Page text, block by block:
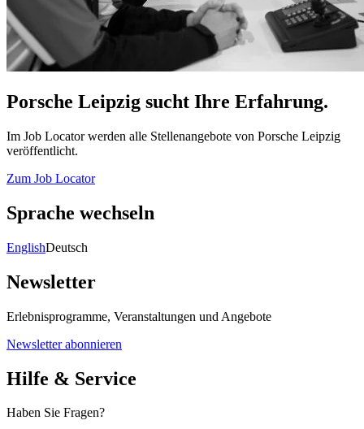
Porsche Leipzig sucht Ihre Erfahrung.
Im Job Locator werden alle Stellenangebote von Porsche Leipzig
veröffentlicht.
Zum Job Locator
Sprache wechseln
EnglishDeutsch
Newsletter
Erlebnisprogramme, Veranstaltungen und Angebote
Newsletter abonnieren
Hilfe & Service
Haben Sie Fragen?